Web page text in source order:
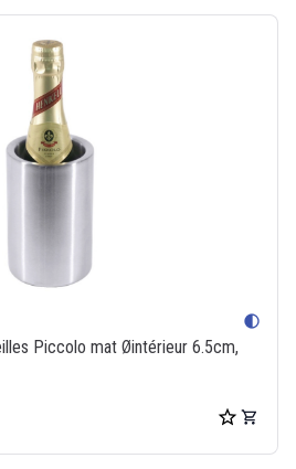
contrast
Piccolo mat Øintérieur 6.5cm,